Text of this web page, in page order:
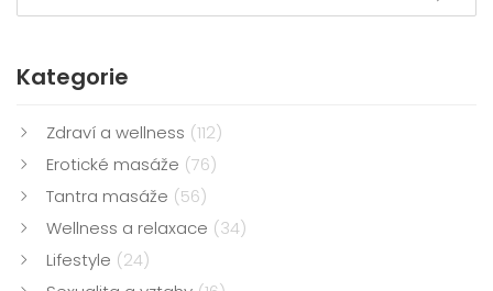
Kategorie
Zdraví a wellness (112)
Erotické masáže (76)
Tantra masáže (56)
Wellness a relaxace (34)
Lifestyle (24)